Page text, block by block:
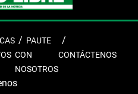
PAUTE
CON
NOSOTROS
CONTÁCTENOS